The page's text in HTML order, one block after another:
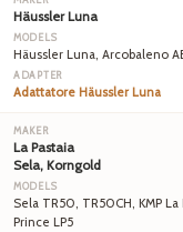
Häussler Luna
Häussler Luna, Arcobaleno
Adattatore Häussler Luna
La Pastaia
Sela, Korngold
Sela TR50, TR50CH, KMP
Prince LP5